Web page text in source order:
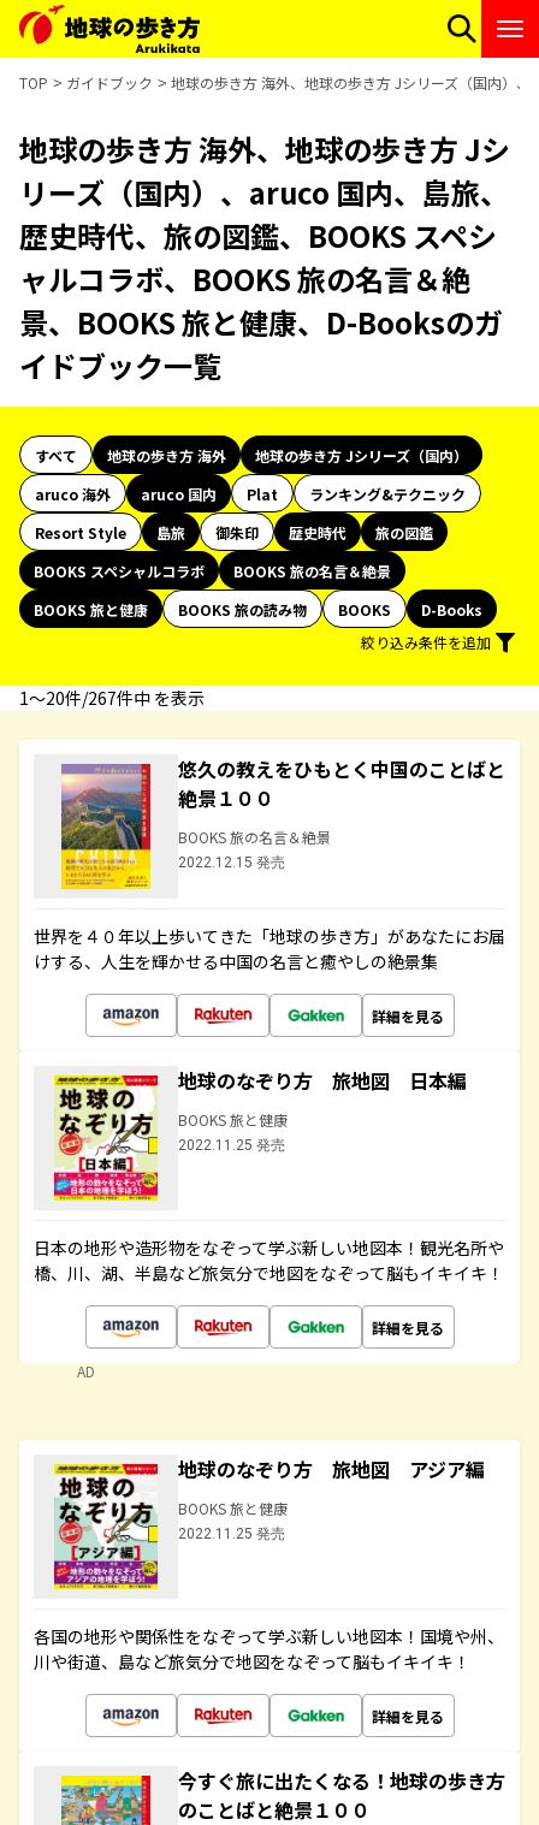
TOP ガイドブック 地球の歩き方 海外、地球の歩き方 Jシリーズ（国内）
地球の歩き方 海外、地球の歩き方 Jシ
リーズ（国内）、aruco 国内、島旅、
歴史時代、旅の図鑑、BOOKS スペシ
ャルコラボ、BOOKS 旅の名言＆絶
景、BOOKS 旅と健康、D-Booksのガ
イドブック一覧
すべて 地球の歩き方 海外
地球の歩き方 Jシリーズ（国内）
aruco 海外
aruco 国内 Plat
ランキング&テクニック
Resort Style
島旅 御朱印 歴史時代
旅の図鑑
BOOKS スペシャルコラボ
BOOKS 旅の名言＆絶景
BOOKS 旅と健康
BOOKS 旅の読み物 BOOKS
D-Books
絞り込み条件を追加
1〜20件/267件中 を表示
悠久の教えをひもとく中国のことばと
絶景１００
BOOKS 旅の名言＆絶景
2022.12.15 発売
世界を４０年以上歩いてきた「地球の歩き方」があなたにお届
けする、人生を輝かせる中国の名言と癒やしの絶景集
詳細を見る
地球のなぞり方 旅地図 日本編
BOOKS 旅と健康
2022.11.25 発売
日本の地形や造形物をなぞって学ぶ新しい地図本！観光名所や
橋、川、湖、半島など旅気分で地図をなぞって脳もイキイキ！
詳細を見る
AD
地球のなぞり方 旅地図 アジア編
BOOKS 旅と健康
2022.11.25 発売
各国の地形や関係性をなぞって学ぶ新しい地図本！国境や州、
川や街道、島など旅気分で地図をなぞって脳もイキイキ！
詳細を見る
今すぐ旅に出たくなる！地球の歩き方
のことばと絶景１００